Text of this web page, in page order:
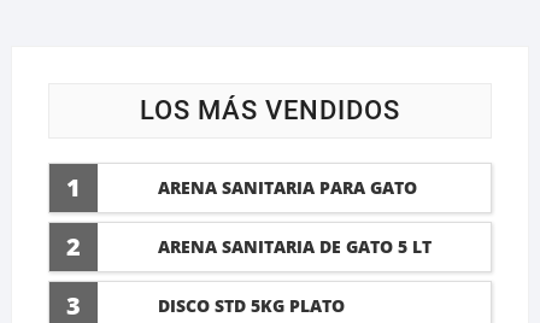
LOS MÁS VENDIDOS
1 ARENA SANITARIA PARA GATO
2 ARENA SANITARIA DE GATO 5 LT
3 DISCO STD 5KG PLATO